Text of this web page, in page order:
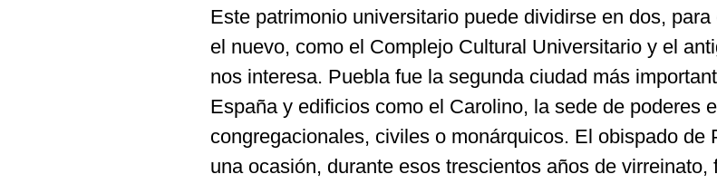
Este patrimonio universitario puede dividirse en dos,
el nuevo, como el Complejo Cultural Universitario y el
nos interesa. Puebla fue la segunda ciudad más
España y edificios como el Carolino, la sede de poderes
congregacionales, civiles o monárquicos. El obispado de
una ocasión, durante esos trescientos años de virreinato,